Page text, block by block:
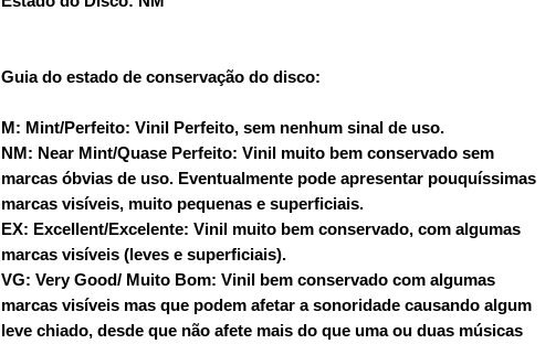
Guia do estado de conservação do disco:
M: Mint/Perfeito: Vinil Perfeito, sem nenhum sinal de uso.
NM: Near Mint/Quase Perfeito: Vinil muito bem conservado sem
marcas óbvias de uso. Eventualmente pode apresentar pouquíssimas
marcas visíveis, muito pequenas e superficiais.
EX: Excellent/Excelente: Vinil muito bem conservado, com algumas
marcas visíveis (leves e superficiais).
VG: Very Good/ Muito Bom: Vinil bem conservado com algumas
marcas visíveis mas que podem afetar a sonoridade causando algum
leve chiado, desde que não afete mais do que uma ou duas músicas